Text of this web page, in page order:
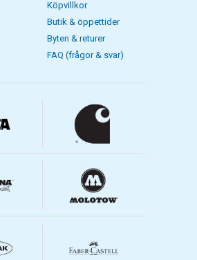
Köpvillkor
Butik & öppettider
Byten & returer
FAQ (frågor & svar)